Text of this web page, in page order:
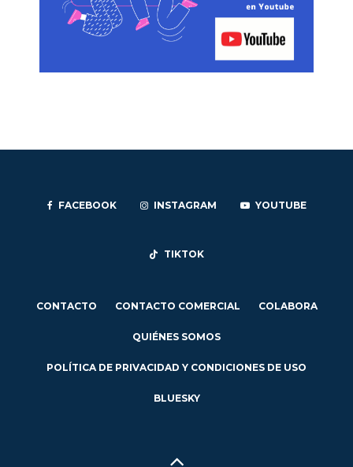
FACEBOOK INSTAGRAM YOUTUBE
TIKTOK
CONTACTO CONTACTO COMERCIAL COLABORA
QUIÉNES SOMOS
POLÍTICA DE PRIVACIDAD Y CONDICIONES DE USO
BLUESKY